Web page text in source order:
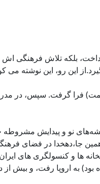
بلکه تلاش فرهنگی
این رو، این نوشته می
کلام و حکمت) فرا گرفت. سپس،
نو و پیدایش مشروطه
جا،دهخدا در فضای
ها و کنسولگری های
منصوب شده بود) به اروپا